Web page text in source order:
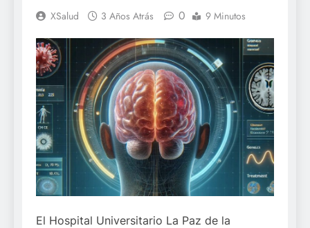
XSalud 3 Años Atrás 0 9 Minutos
El Hospital Universitario La Paz de la